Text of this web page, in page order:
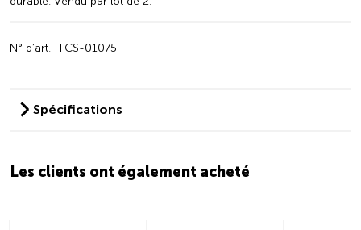
N° d’art.: TCS-01075
Spécifications
Les clients ont également acheté